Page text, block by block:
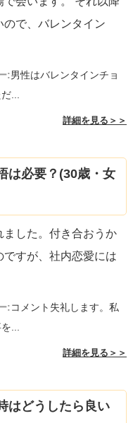
で、バレンタイン
:男性はバレンタインチョ
...
詳細を見る＞＞
は必要？(30歳・女
した。付き合おうか
ですが、社内恋愛には
:コメント失礼します。私
...
詳細を見る＞＞
はどうしたら良い